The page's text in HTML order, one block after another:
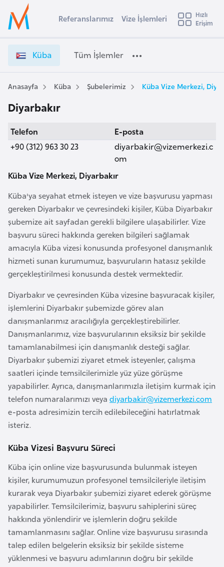
Ülke Seçimi
Başvuru yapmak istediğiniz ülkeyi seçin
Üye
Girişi
ü
a
V
e
l
l
e
i
e
t
Referanslarımız Vize İşlemleri
Hızlı
Erişim
Küba Tüm İşlemler
Anasayfa Küba Şubelerimiz Küba Vize Merkezi,
Diyarbakır
Telefon
+90 (312) 963 30 23
E-posta
diyarbakir@vizemerkezi.c
om
Küba Vize Merkezi, Diyarbakır
Küba'ya seyahat etmek isteyen ve vize başvurusu yapması
gereken Diyarbakır ve çevresindeki kişiler, Küba Diyarbakır
şubemize ait sayfadan gerekli bilgilere ulaşabilirler. Vize
başvuru süreci hakkında gereken bilgileri sağlamak
amacıyla Küba vizesi konusunda profesyonel danışmanlık
hizmeti sunan kurumumuz, başvuruların hatasız şekilde
gerçekleştirilmesi konusunda destek vermektedir.
Diyarbakır ve çevresinden Küba vizesine başvuracak kişiler,
işlemlerini Diyarbakır şubemizde görev alan
danışmanlarımız aracılığıyla gerçekleştirebilirler.
Danışmanlarımız, vize başvurularının eksiksiz bir şekilde
tamamlanabilmesi için danışmanlık desteği sağlar.
Diyarbakır şubemizi ziyaret etmek isteyenler, çalışma
saatleri içinde temsilcilerimizle yüz yüze görüşme
yapabilirler. Ayrıca, danışmanlarımızla iletişim kurmak için
telefon numaralarımızı veya diyarbakir@vizemerkezi.com
e-posta adresimizin tercih edilebileceğini hatırlatmak
isteriz.
Küba Vizesi Başvuru Süreci
Küba için online vize başvurusunda bulunmak isteyen
kişiler, kurumumuzun profesyonel temsilcileriyle iletişim
kurarak veya Diyarbakır şubemizi ziyaret ederek görüşme
yapabilirler. Temsilcilerimiz, başvuru sahiplerini süreç
hakkında yönlendirir ve işlemlerin doğru şekilde
tamamlanmasını sağlar. Online vize başvurusu sırasında
talep edilen belgelerin eksiksiz bir şekilde sisteme
yüklenmesi ve başvuru adımlarının doğru bir şekilde
s
t
r
a
v
u
t
r
y
a
A
z
r
b
a
y
c
a
n
B
a
h
r
y
n
B
a
n
g
l